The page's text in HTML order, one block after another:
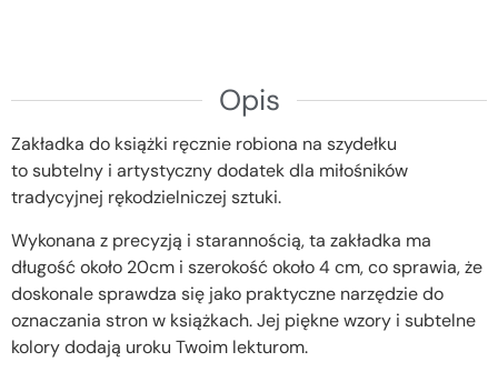
Opis
Zakładka do książki ręcznie robiona na szydełku
to subtelny i artystyczny dodatek dla miłośników
tradycyjnej rękodzielniczej sztuki.
Wykonana z precyzją i starannością, ta zakładka ma
długość około 20cm i szerokość około 4 cm, co sprawia, że
doskonale sprawdza się jako praktyczne narzędzie do
oznaczania stron w książkach. Jej piękne wzory i subtelne
kolory dodają uroku Twoim lekturom.